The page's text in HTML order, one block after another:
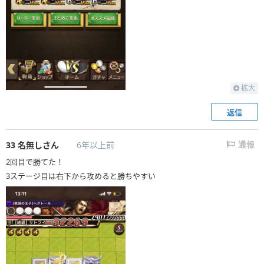
拡大
返信
33 名無しさん 6年以上前 通報
2回目で勝てた！
3ステージ目は右下から攻めると勝ちやすい